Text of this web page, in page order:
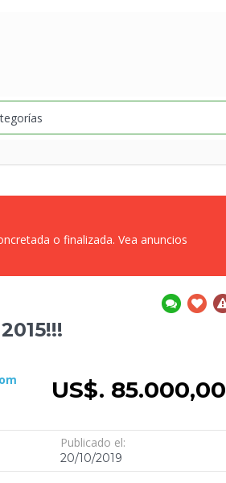
o finalizada. Vea anuncios
US$. 85.000,00
Publicado el:
20/10/2019